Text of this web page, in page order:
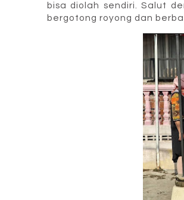
bisa diolah sendiri. Salut
bergotong royong dan